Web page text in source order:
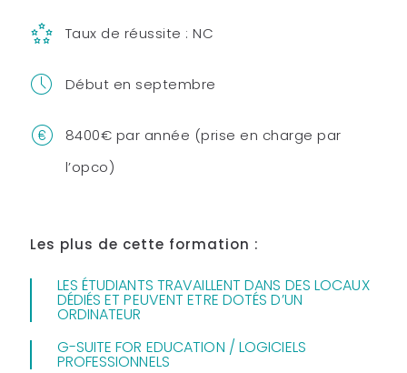
Taux de réussite : NC
Début en septembre
8400€ par année (prise en charge par
l’opco)
Les plus de cette formation :
LES ÉTUDIANTS TRAVAILLENT DANS DES LOCAUX
DÉDIÉS ET PEUVENT ETRE DOTÉS D’UN
ORDINATEUR
G-SUITE FOR EDUCATION / LOGICIELS
PROFESSIONNELS